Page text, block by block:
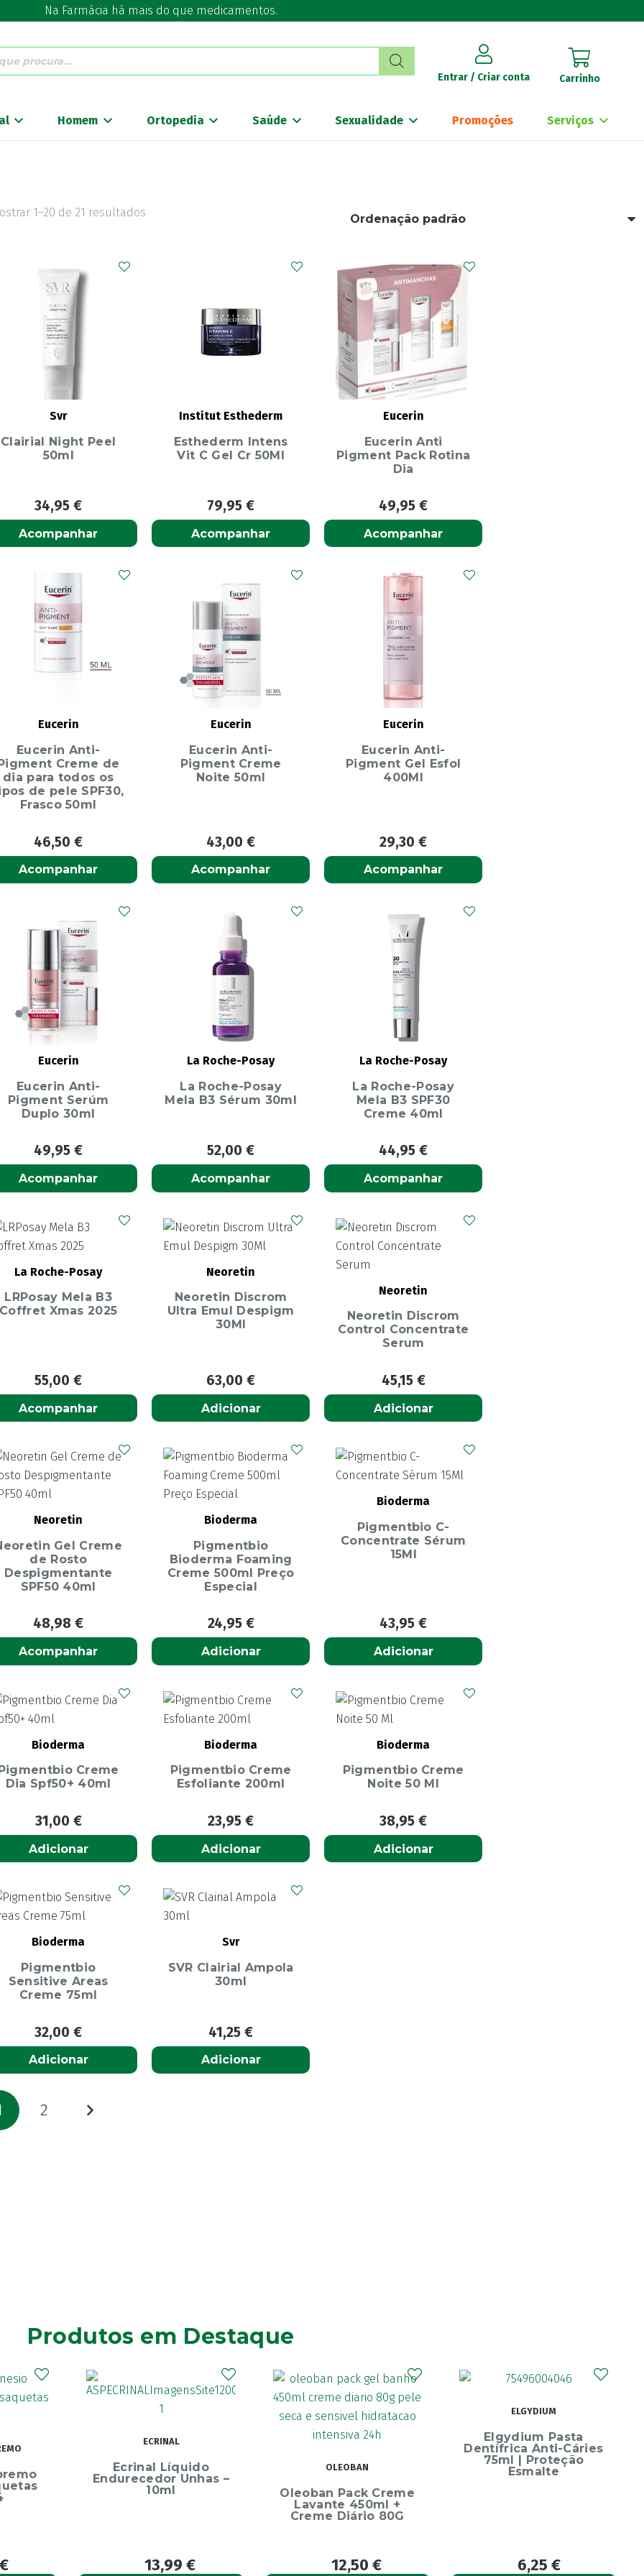
Na Farmácia há mais do que medicamentos.
Entrar / Criar conta Carrinho
Homem Ortopedia Saúde Sexualidade Promoções Serviços
1–20 de 21 resultados
Svr
Clairial Night Peel
50ml
34,95€
Acompanhar
Institut Esthederm
Esthederm Intens
Vit C Gel Cr 50Ml
79,95€
Acompanhar
Eucerin
Eucerin Anti
Pigment Pack Rotina
Dia
49,95€
Acompanhar
Eucerin
Eucerin Anti-
Creme de
dia para todos os
de pele SPF30,
Frasco 50ml
46,50€
Acompanhar
Eucerin
Eucerin Anti-
Pigment Creme
Noite 50ml
43,00€
Acompanhar
Eucerin
Eucerin Anti-
Pigment Gel Esfol
400Ml
29,30€
Acompanhar
Eucerin
Eucerin Anti-
Pigment Serúm
Duplo 30ml
49,95€
Acompanhar
La Roche-Posay
La Roche-Posay
Mela B3 Sérum 30ml
52,00€
Acompanhar
La Roche-Posay
La Roche-Posay
Mela B3 SPF30
Creme 40ml
44,95€
Acompanhar
La Roche-Posay
LRPosay Mela B3
Xmas 2025
55,00€
Acompanhar
Neoretin
Neoretin Discrom
Ultra Emul Despigm
30Ml
63,00€
Adicionar
Neoretin
Neoretin Discrom
Control Concentrate
Serum
45,15 €
Adicionar
Neoretin
Gel Creme
de Rosto
Despigmentante
SPF50 40ml
48,98€
Acompanhar
Bioderma
Pigmentbio
Bioderma Foaming
Creme 500ml Preço
Especial
24,95 €
Adicionar
Bioderma
Pigmentbio C-
Concentrate Sérum
15Ml
43,95€
Adicionar
Bioderma
Creme
Dia Spf50+ 40ml
31,00 €
Adicionar
Bioderma
Pigmentbio Creme
Esfoliante 200ml
23,95€
Adicionar
Bioderma
Pigmentbio Creme
Noite 50 Ml
38,95€
Adicionar
Bioderma
Pigmentbio
Sensitive Areas
Creme 75ml
32,00€
Adicionar
Svr
SVR Clairial Ampola
30ml
41,25€
Adicionar
2
Produtos em Destaque
–
€
OLEOBAN
Oleoban Pack Creme
12,50 €
ELGYDIUM
Elgydium Pasta
Esmalte
6,25€
Curaprox Surgical
Escova Dentes Mega
Soft
6,65€